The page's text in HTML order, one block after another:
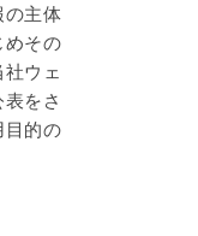
の主体
めその
ウェ
をさ
目的の